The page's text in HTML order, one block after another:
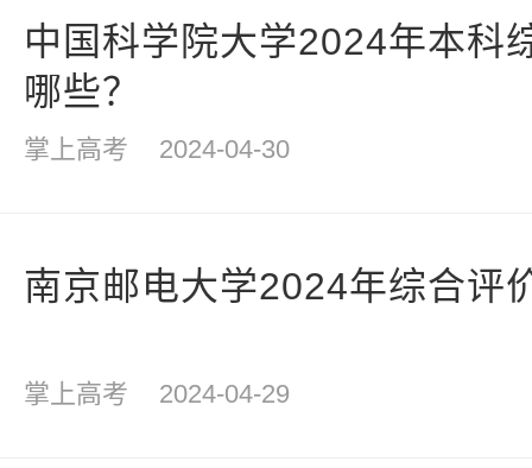
中国科学院大学2024年本科
哪些？
掌上高考 2024-04-30
南京邮电大学2024年综合评
掌上高考 2024-04-29